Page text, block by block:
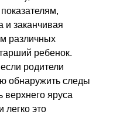
и заканчивая
различных
ребенок.
родители
обнаружить следы
верхнего яруса
легко это